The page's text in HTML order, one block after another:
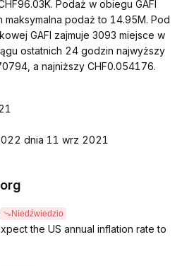
Podaż w obiegu GAFI
podaż to 14.95M. Pod
GAFI zajmuje 3093 miejsce w
ostatnich 24 godzin najwyższy
a najniższy CHF0.054176.
dnia 11 wrz 2021
Niedźwiedzio
the US annual inflation rate to